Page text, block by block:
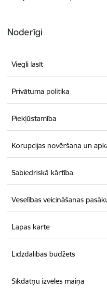
Noderīgi
Viegli lasīt
Privātuma politika
Piekļūstamība
Korupcijas novēršana un
Sabiedriskā kārtība
Veselības veicināšanas
Lapas karte
Līdzdalības budžets
Sīkdatņu izvēles maiņa